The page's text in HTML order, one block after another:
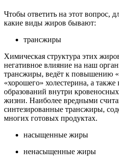
Чтобы ответить на этот вопрос,
какие виды жиров бывают:
трансжиры
Химическая структура этих
негативное влияние на наш
трансжиры, ведёт к повышению
«хорошего» холестерина, а
образований внутри
жизни. Наиболее вредными
синтезированные трансжиры,
многих готовых продуктах.
насыщенные жиры
ненасыщенные жиры